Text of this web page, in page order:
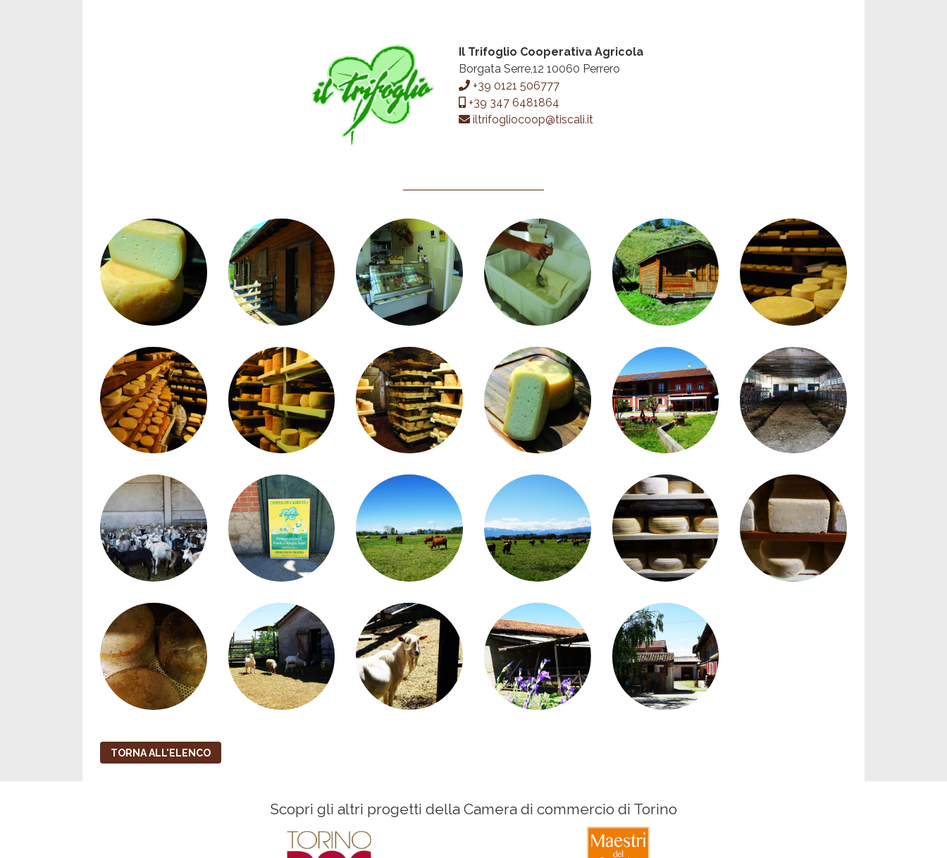
Il Trifoglio Cooperativa Agricola
Borgata Serre,12 10060 Perrero
+39 0121 506777
+39 347 6481864
iltrifogliocoop@tiscali.it
TORNA ALL'ELENCO
Scopri gli altri progetti della Camera di commercio di Torino